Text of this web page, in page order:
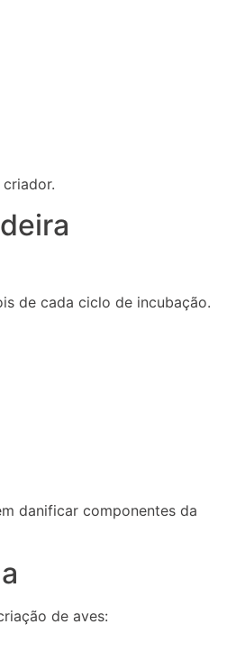
de cada ciclo de incubação.
danificar componentes da
de aves: